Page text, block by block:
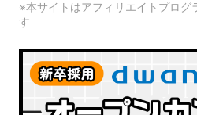
※本サイトはアフィリエイトプログ
す